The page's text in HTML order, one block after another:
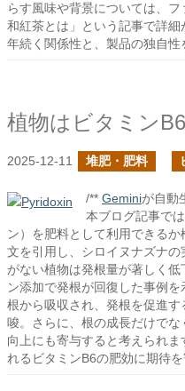
らす風味や背景については、
和紅茶とは」という記事で詳
年続く関係性と、製品の独自性
2025-12-11 堆肥・肥料
/** Geminiが自動
本ブログ記事で
ン）を肥料として利用できる
文を引用し、シロイヌナズナ
がない植物は発根量が著しく
ン添加で発根が回復した事例
根から吸収され、発根を促進
唆。さらに、根の成長だけで
向上にも寄与すると考えられ
れるビタミンB6の肥効に期待を